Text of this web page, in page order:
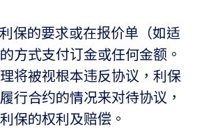
的要求或在报价单（如适
方式支付订金或任何金额。
将被视根本违反协议，利保
行合约的情况来对待协议，
保的权利及赔偿。